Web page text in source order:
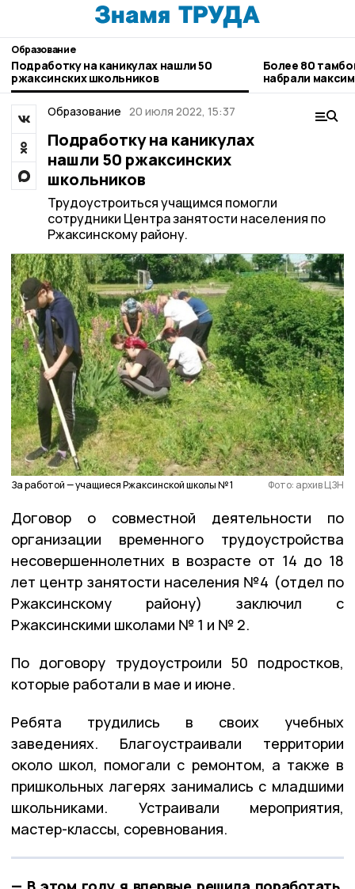
Образование
Подработку на каникулах нашли 50
ржаксинских школьников
Более 80
набрали
Образование 20 июля 2022, 15:37
Подработку на каникулах
нашли 50 ржаксинских
школьников
Трудоустроиться учащимся помогли
сотрудники Центра занятости населения по
Ржаксинскому району.
За работой — учащиеся Ржаксинской школы № 1 Фото: архив ЦЗН
Договор о совместной деятельности по
организации временного трудоустройства
несовершеннолетних в возрасте от 14 до 18
лет центр занятости населения №4 (отдел по
Ржаксинскому району) заключил с
Ржаксинскими школами № 1 и № 2.
По договору трудоустроили 50 подростков,
которые работали в мае и июне.
Ребята трудились в своих учебных
заведениях. Благоустраивали территории
около школ, помогали с ремонтом, а также в
пришкольных лагерях занимались с младшими
школьниками. Устраивали мероприятия,
мастер-классы, соревнования.